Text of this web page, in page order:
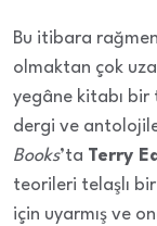
Bu itibara
olmaktan çok
yegâne kitabı bir
dergi ve
Books’ta Terry
teorileri telaşlı
için uyarmış ve